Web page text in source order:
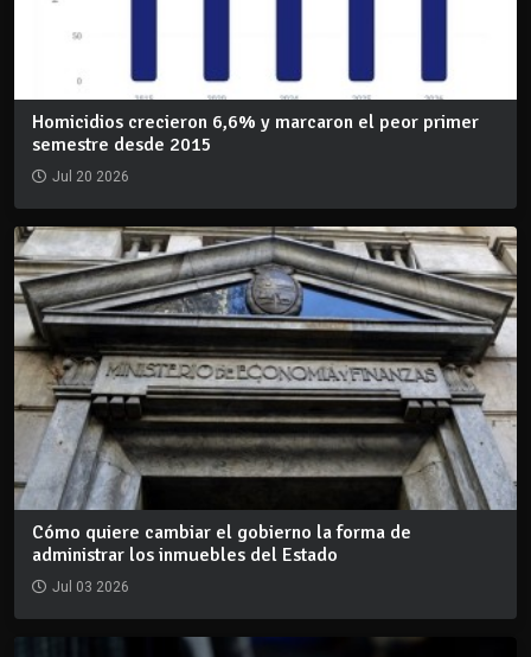
Homicidios crecieron 6,6% y marcaron el peor primer
semestre desde 2015
Jul 20 2026
Cómo quiere cambiar el gobierno la forma de
administrar los inmuebles del Estado
Jul 03 2026